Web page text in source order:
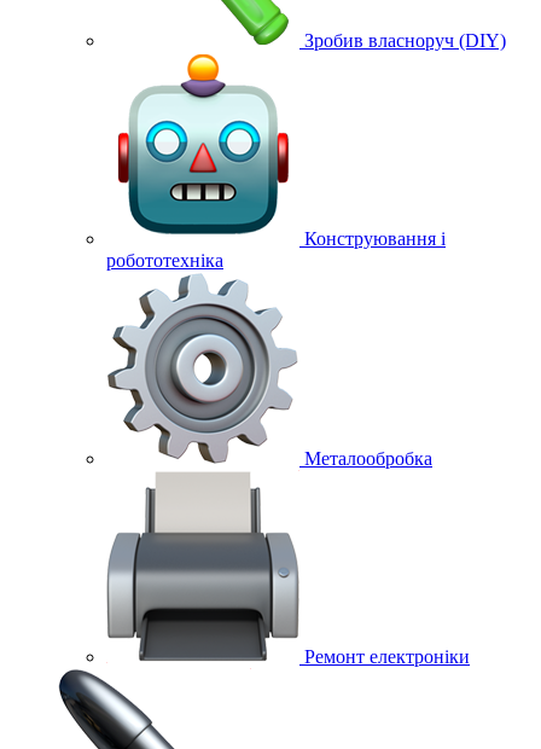
Зробив власноруч (DIY)
Конструювання і
робототехніка
Металообробка
Ремонт електроніки